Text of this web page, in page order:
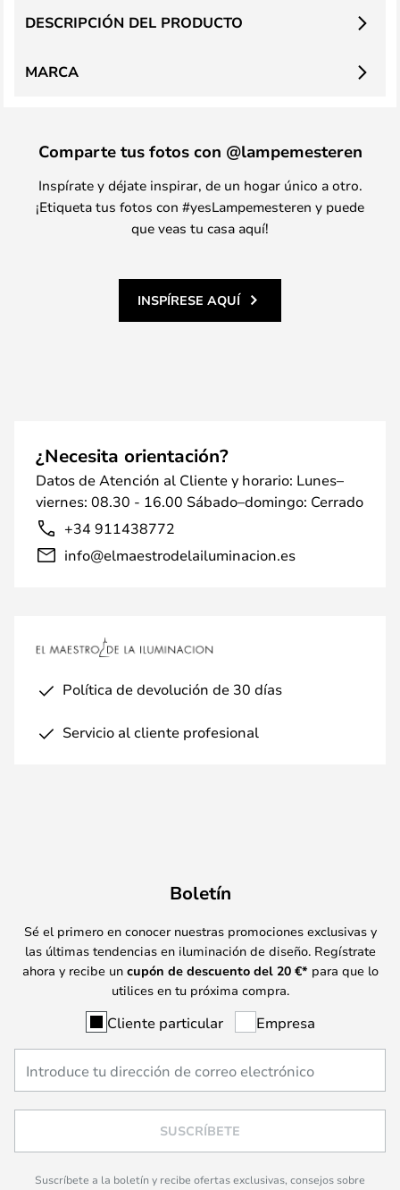
DESCRIPCIÓN DEL PRODUCTO
MARCA
Comparte tus fotos con @lampemesteren
Inspírate y déjate inspirar, de un hogar único a otro.
¡Etiqueta tus fotos con #yesLampemesteren y puede
que veas tu casa aquí!
INSPÍRESE AQUÍ
¿Necesita orientación?
Datos de Atención al Cliente y horario: Lunes–
viernes: 08.30 - 16.00 Sábado–domingo: Cerrado
+34 911438772
info@elmaestrodelailuminacion.es
Política de devolución de 30 días
Servicio al cliente profesional
Boletín
Sé el primero en conocer nuestras promociones exclusivas y
las últimas tendencias en iluminación de diseño. Regístrate
ahora y recibe un cupón de descuento del 20 €* para que lo
utilices en tu próxima compra.
Cliente particular Empresa
SUSCRÍBETE
Suscríbete a la boletín y recibe ofertas exclusivas, consejos sobre